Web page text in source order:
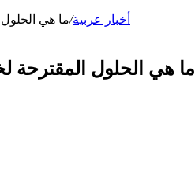
أخبار عربية/ما هي
ما هي الحلول المقترحة